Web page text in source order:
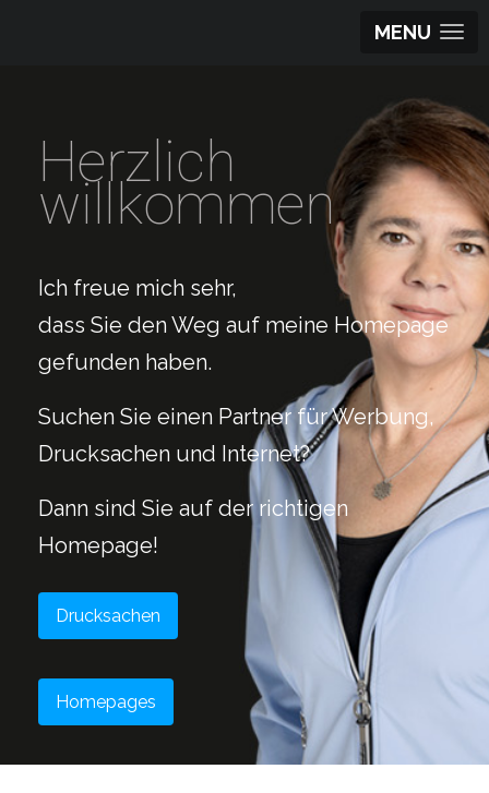
MENU
Herzlich
willkommen
Ich freue mich sehr,
dass Sie den Weg auf meine Homepage
gefunden haben.
Suchen Sie einen Partner für Werbung,
Drucksachen und Internet?
Dann sind Sie auf der richtigen
Homepage!
Drucksachen
Homepages